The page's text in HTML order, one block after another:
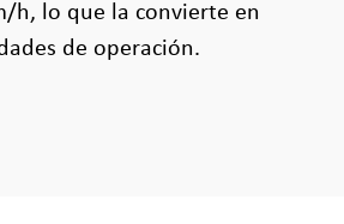
h, lo que la convierte en
de operación.